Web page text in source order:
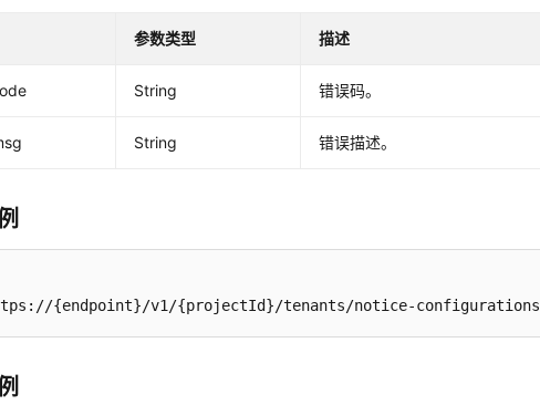
参数类型 描述
String 错误码。
String 错误描述。
{endpoint}/v1/{projectId}/tenants/notice-configurations